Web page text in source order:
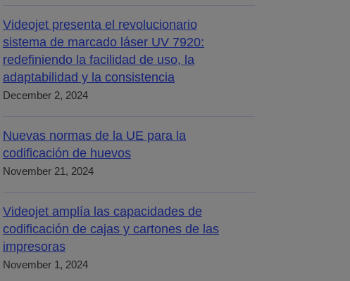
Videojet presenta el revolucionario
sistema de marcado láser UV 7920:
redefiniendo la facilidad de uso, la
adaptabilidad y la consistencia
December 2, 2024
Nuevas normas de la UE para la
codificación de huevos
November 21, 2024
Videojet amplía las capacidades de
codificación de cajas y cartones de las
impresoras
November 1, 2024